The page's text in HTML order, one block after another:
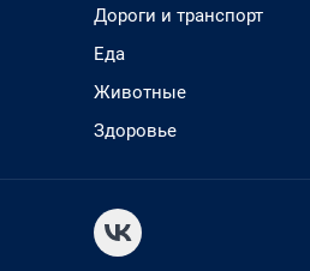
Дороги и транспорт
Еда
Животные
Здоровье